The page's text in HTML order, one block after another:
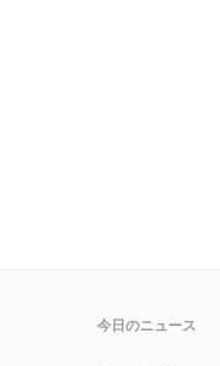
今日のニュース